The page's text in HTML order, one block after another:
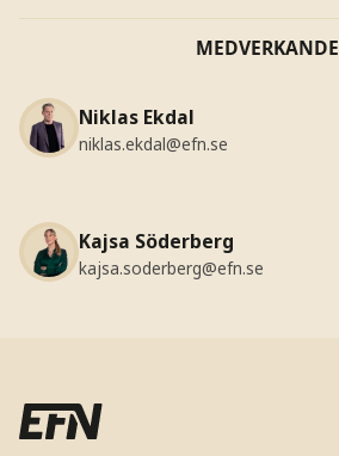
MEDVERKANDE
Niklas Ekdal
niklas.ekdal@efn.se
Kajsa Söderberg
kajsa.soderberg@efn.se